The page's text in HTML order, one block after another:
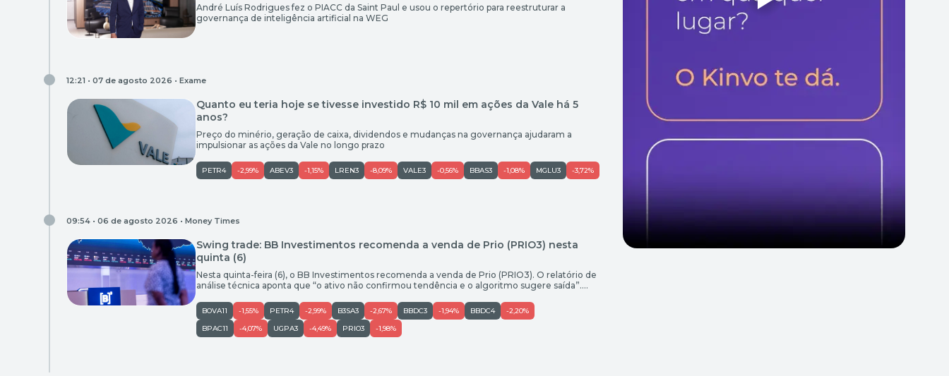
André Luís Rodrigues fez o PIACC da Saint Paul e usou o repertório para reestruturar a
governança de inteligência artificial na WEG
12:21 • 07 de agosto 2026 • Exame
Quanto eu teria hoje se tivesse investido R$ 10 mil em ações da Vale há 5
anos?
Preço do minério, geração de caixa, dividendos e mudanças na governança ajudaram a
impulsionar as ações da Vale no longo prazo
PETR4 -2,99% ABEV3 -1,15% LREN3 -8,09% VALE3 -0,56% BBAS3 -1,08% MGLU3 -3,72%
09:54 • 06 de agosto 2026 • Money Times
Swing trade: BB Investimentos recomenda a venda de Prio (PRIO3) nesta
quinta (6)
Nesta quinta-feira (6), o BB Investimentos recomenda a venda de Prio (PRIO3). O relatório de
análise técnica aponta que “o ativo não confirmou tendência e o algoritmo sugere saída”.
Retorno (%) Ainda vale entrar? IBOV no período Dif. para IBOV Bradesco BBDC4 […]
BOVA11 -1,55% PETR4 -2,99% B3SA3 -2,67% BBDC3 -1,94% BBDC4
-2,20%
BPAC11
-4,07% UGPA3 -4,49% PRIO3 -1,98%